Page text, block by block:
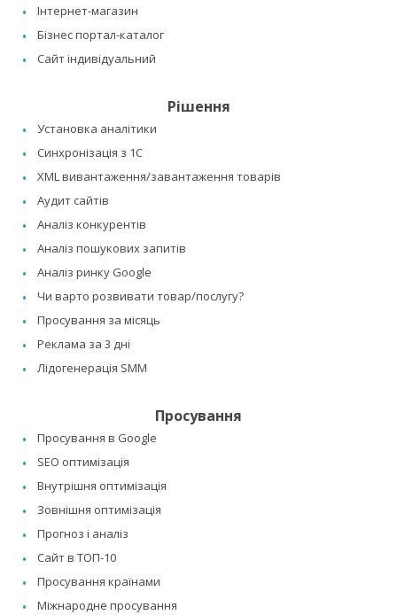
Інтернет-магазин
Бізнес портал-каталог
Сайт індивідуальний
Рішення
Установка аналітики
Синхронізація з 1C
XML вивантаження/завантаження товарів
Аудит сайтів
Аналіз конкурентів
Аналіз пошукових запитів
Аналіз ринку Google
Чи варто розвивати товар/послугу?
Просування за місяць
Реклама за 3 дні
Лідогенерація SMM
Просування
Просування в Google
SEO оптимізація
Внутрішня оптимізація
Зовнішня оптимізація
Прогноз і аналіз
Сайт в ТОП-10
Просування країнами
Міжнародне просування